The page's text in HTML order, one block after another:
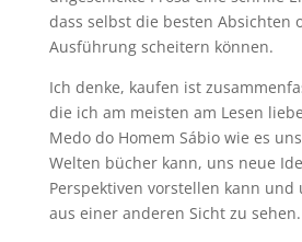
dass selbst die besten Absichten
Ausführung scheitern können.
Ich denke, kaufen ist
die ich am meisten am Lesen
Medo do Homem Sábio wie es
Welten bücher kann, uns neue
Perspektiven vorstellen kann und
aus einer anderen Sicht zu sehen.